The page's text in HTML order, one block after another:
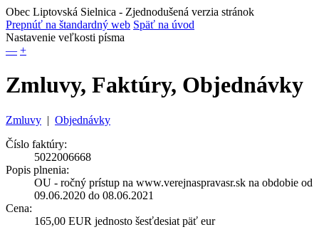
Obec Liptovská Sielnica - Zjednodušená verzia stránok
Prepnúť na štandardný web Späť na úvod
Nastavenie veľkosti písma
— +
Zmluvy, Faktúry, Objednávky
Zmluvy | Objednávky
Číslo faktúry:
5022006668
Popis plnenia:
OU - ročný prístup na www.verejnaspravasr.sk na obdobie od
09.06.2020 do 08.06.2021
Cena:
165,00 EUR jednosto šesťdesiat päť eur